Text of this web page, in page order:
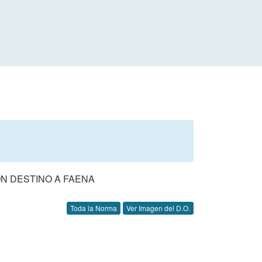
DESTINO A FAENA
Toda la Norma Ver Imagen del D.O.